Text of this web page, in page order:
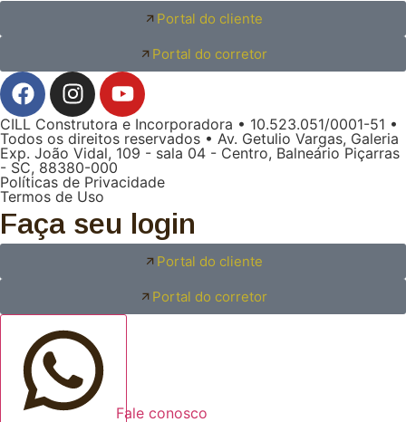
Portal do cliente
Portal do corretor
CILL Construtora e Incorporadora • 10.523.051/0001-51 •
Todos os direitos reservados • Av. Getulio Vargas, Galeria
Exp. João Vidal, 109 - sala 04 - Centro, Balneário Piçarras
- SC, 88380-000
Políticas de Privacidade
Termos de Uso
Faça seu login
Portal do cliente
Portal do corretor
Fale conosco